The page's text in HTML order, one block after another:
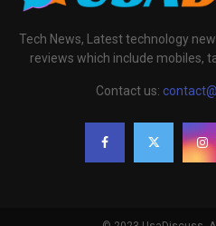
Tech News, Latest technology
reviews which include mobiles,
Contact us: